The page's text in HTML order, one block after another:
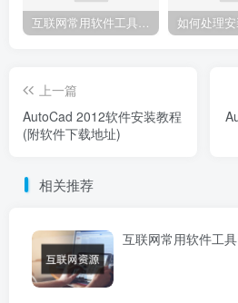
互联网常用软件工具资源汇总贴
上一篇
​AutoCad 2012软件安装教程
(附软件下载地址)
相关推荐
互联网常用软件工